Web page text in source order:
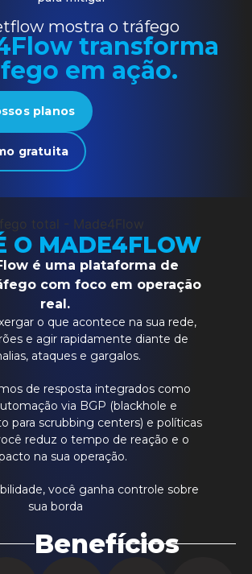
mostra o tráfego
transforma
em ação.
planos
gratuita
O MADE4FLOW
é uma plataforma de
com foco em operação
real.
o que acontece na sua rede,
e agir rapidamente diante de
ataques e gargalos.
de resposta integrados como
via BGP (blackhole e
para scrubbing centers) e políticas
reduz o tempo de reação e o
na sua operação.
você ganha controle sobre
sua borda
Benefícios